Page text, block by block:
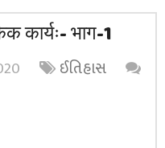
कार्यः- भाग-1
ઈતિહાસ